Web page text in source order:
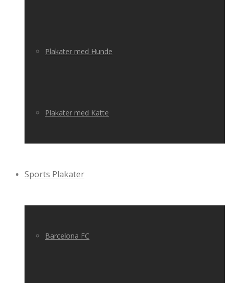
Plakater med Hunde
Plakater med Katte
Sports Plakater
Barcelona FC